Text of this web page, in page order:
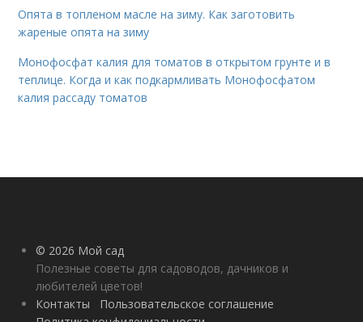
Опята в топленом масле на зиму. Как заготовить
жареные опята на зиму
Монофосфат калия для томатов в открытом грунте и в
теплице. Когда и как подкармливать Монофосфатом
калия рассаду томатов
© 2026 Мой сад
Полезные советы для садоводов, дачников и
любителей цветов!
Контакты
Пользовательское соглашение